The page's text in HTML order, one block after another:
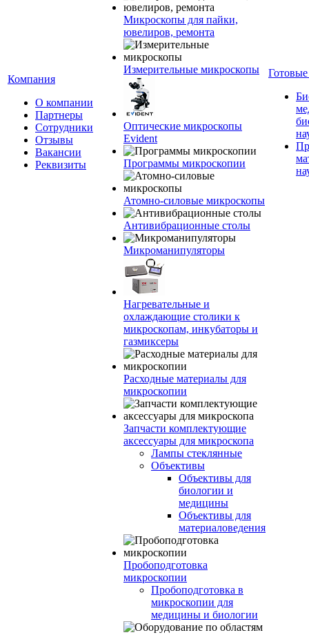
Компания
О компании
Партнеры
Сотрудники
Отзывы
Вакансии
Реквизиты
Микроскопы для пайки,
ювелиров, ремонта
Измерительные микроскопы
Оптические микроскопы
Evident
Программы микроскопии
Атомно-силовые микроскопы
Антивибрационные столы
Микроманипуляторы
Нагревательные и
охлаждающие столики к
микроскопам, инкубаторы и
газмиксеры
Расходные материалы для
микроскопии
Запчасти комплектующие
аксессуары для микроскопа
Лампы стеклянные
Объективы
Объективы для
биологии и
медицины
Объективы для
материаловедения
Пробоподготовка
микроскопии
Пробоподготовка в
микроскопии для
медицины и биологии